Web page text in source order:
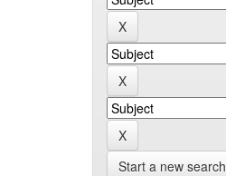
Start a new search